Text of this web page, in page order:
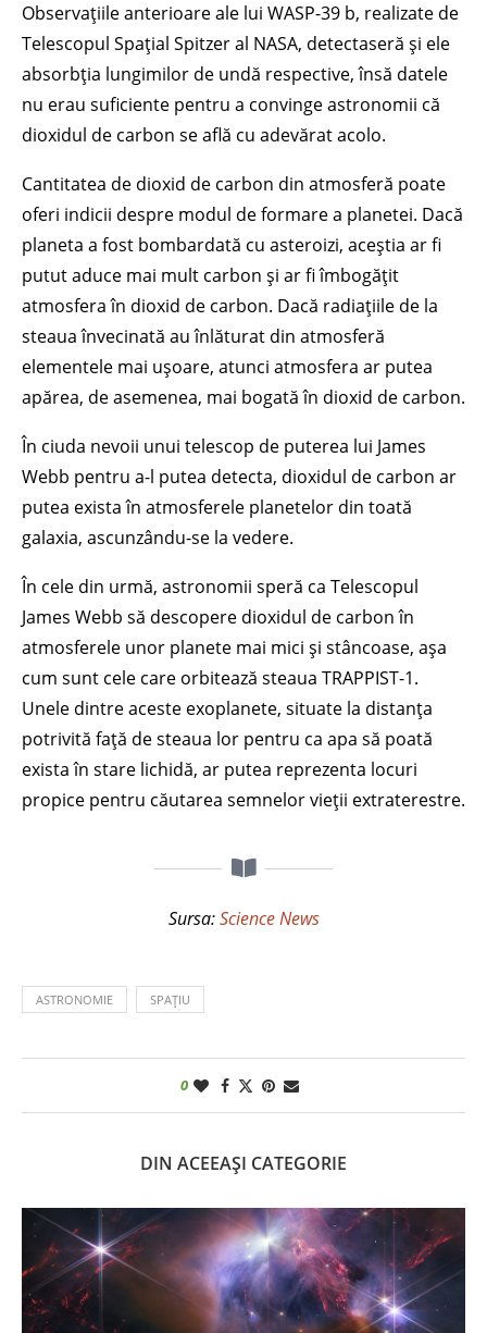
Observațiile anterioare ale lui WASP-39 b, realizate de
Telescopul Spațial Spitzer al NASA, detectaseră și ele
absorbția lungimilor de undă respective, însă datele
nu erau suficiente pentru a convinge astronomii că
dioxidul de carbon se află cu adevărat acolo.
Cantitatea de dioxid de carbon din atmosferă poate
oferi indicii despre modul de formare a planetei. Dacă
planeta a fost bombardată cu asteroizi, aceștia ar fi
putut aduce mai mult carbon și ar fi îmbogățit
atmosfera în dioxid de carbon. Dacă radiațiile de la
steaua învecinată au înlăturat din atmosferă
elementele mai ușoare, atunci atmosfera ar putea
apărea, de asemenea, mai bogată în dioxid de carbon.
În ciuda nevoii unui telescop de puterea lui James
Webb pentru a-l putea detecta, dioxidul de carbon ar
putea exista în atmosferele planetelor din toată
galaxia, ascunzându-se la vedere.
În cele din urmă, astronomii speră ca Telescopul
James Webb să descopere dioxidul de carbon în
atmosferele unor planete mai mici și stâncoase, așa
cum sunt cele care orbitează steaua TRAPPIST-1.
Unele dintre aceste exoplanete, situate la distanța
potrivită față de steaua lor pentru ca apa să poată
exista în stare lichidă, ar putea reprezenta locuri
propice pentru căutarea semnelor vieții extraterestre.
Sursa:Science News
ASTRONOMIE SPAȚIU
0
DIN ACEEAȘI CATEGORIE